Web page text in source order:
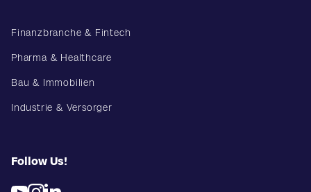
Finanzbranche & Fintech
Pharma & Healthcare
Bau & Immobilien
Industrie & Versorger
Follow Us!